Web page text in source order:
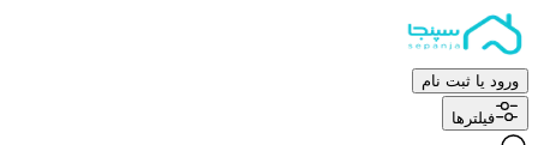
ورود یا ثبت نام
فیلترها